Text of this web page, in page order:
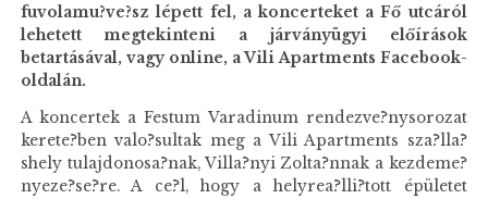
fuvolamu?ve?sz lépett fel, a koncerteket a Fő utcáról
lehetett megtekinteni a járványügyi előírások
betartásával, vagy online, a Vili Apartments Facebook-
oldalán.
A koncertek a Festum Varadinum rendezve?nysorozat
kerete?ben valo?sultak meg a Vili Apartments sza?lla?
shely tulajdonosa?nak, Villa?nyi Zolta?nnak a kezdeme?
nyeze?se?re. A ce?l, hogy a helyrea?lli?tott épületet